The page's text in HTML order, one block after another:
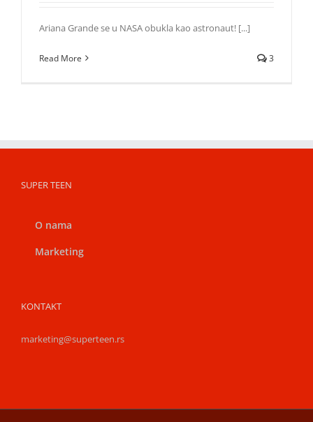
Ariana Grande se u NASA obukla kao astronaut! [...]
Read More 3
SUPER TEEN
O nama
Marketing
KONTAKT
marketing@superteen.rs